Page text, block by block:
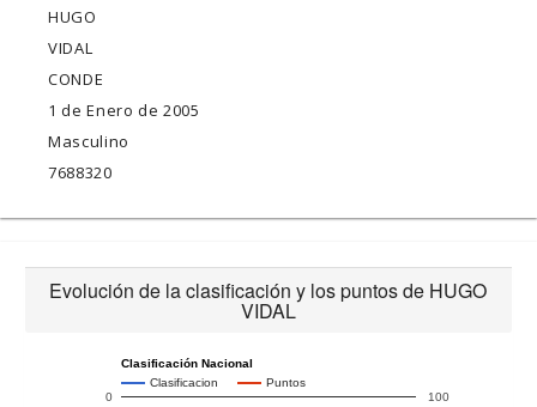
HUGO
VIDAL
CONDE
1 de Enero de 2005
Masculino
7688320
Evolución de la clasificación y los puntos de HUGO
VIDAL
Clasificación Nacional
Clasificacion
Puntos
0 100